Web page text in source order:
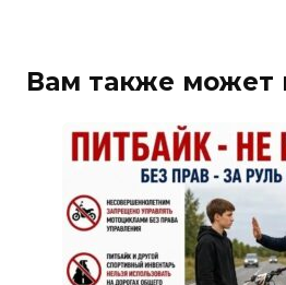
Вам также может